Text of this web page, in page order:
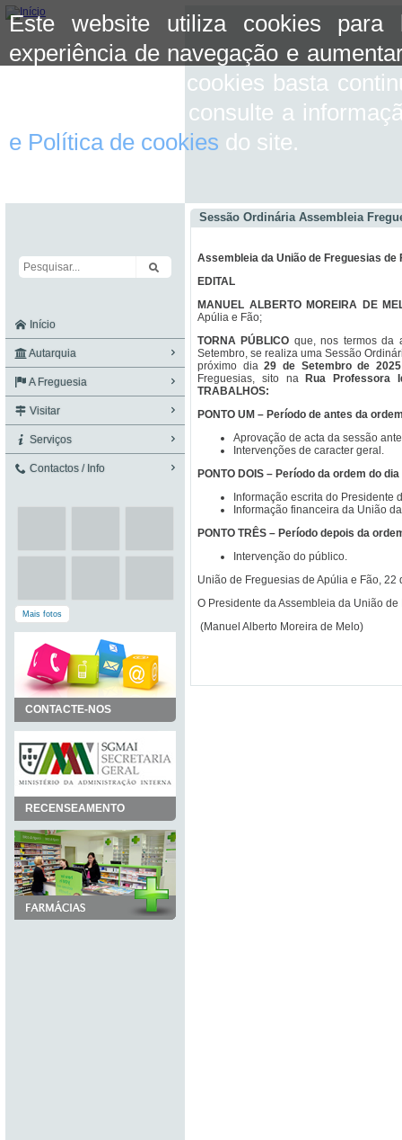
Este website utiliza cookies para
experiência de navegação e
aceitar o uso de cookies basta
mais informação consulte a
e Política de cookies do site.
Início
Autarquia
A Freguesia
Visitar
Serviços
Contactos / Info
Mais fotos
CONTACTE-NOS
RECENSEAMENTO
Sessão Ordinária Assembleia
Assembleia da União de Freguesias de
EDITAL
MANUEL ALBERTO MOREIRA DE
Apúlia e Fão;
TORNA PÚBLICO que, nos termos da
Setembro, se realiza uma Sessão
próximo dia29 de Setembro de 2025
Freguesias, sito na
Rua Professora
TRABALHOS:
PONTO UM – Período de antes da
Aprovação de acta da sessão
Intervenções de caracter geral.
PONTO DOIS – Período da ordem do dia
Informação escrita do Presidente
Informação financeira da União
PONTO TRÊS – Período depois da
Intervenção do público.
União de Freguesias de Apúlia e Fão, 22
O Presidente da Assembleia da União
(Manuel Alberto Moreira de Melo)